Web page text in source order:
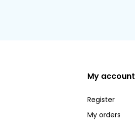
My account
Register
My orders